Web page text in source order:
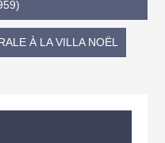
À LA VILLA NOËL